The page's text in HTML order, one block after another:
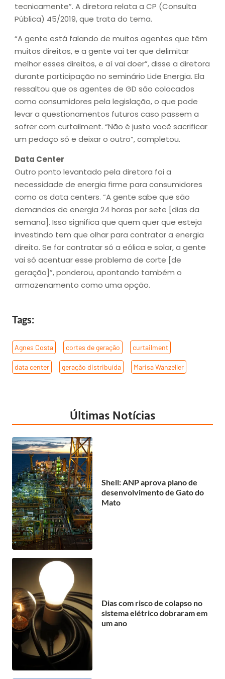
tecnicamente”. A diretora relata a CP (Consulta
Pública) 45/2019, que trata do tema.
“A gente está falando de muitos agentes que têm
muitos direitos, e a gente vai ter que delimitar
melhor esses direitos, e aí vai doer”, disse a diretora
durante participação no seminário Lide Energia. Ela
ressaltou que os agentes de GD são colocados
como consumidores pela legislação, o que pode
levar a questionamentos futuros caso passem a
sofrer com curtailment. “Não é justo você sacrificar
um pedaço só e deixar o outro”, completou.
Data Center
Outro ponto levantado pela diretora foi a
necessidade de energia firme para consumidores
como os data centers. “A gente sabe que são
demandas de energia 24 horas por sete [dias da
semana]. Isso significa que quem quer que esteja
investindo tem que olhar para contratar a energia
direito. Se for contratar só a eólica e solar, a gente
vai só acentuar esse problema de corte [de
geração]”, ponderou, apontando também o
armazenamento como uma opção.
Tags:
Agnes Costa cortes de geração curtailment
data center geração distribuída Marisa Wanzeller
Últimas Notícias
Shell: ANP aprova plano de
desenvolvimento de Gato do
Mato
Dias com risco de colapso no
sistema elétrico dobraram em
um ano